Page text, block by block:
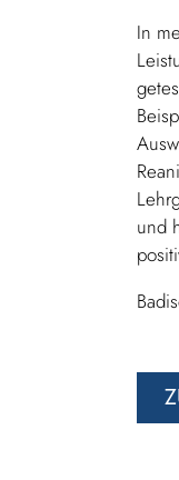
In
und